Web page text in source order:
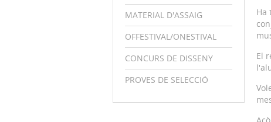
Ha
El
MATERIAL D'ASSAIG
OFFESTIVAL/ONESTIVAL
CONCURS DE DISSENY
PROVES DE SELECCIÓ